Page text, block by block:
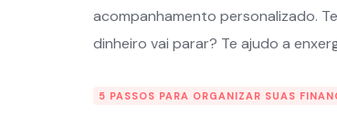
acompanhamento personalizado.
dinheiro vai parar? Te ajudo a
5 PASSOS PARA ORGANIZAR SUAS